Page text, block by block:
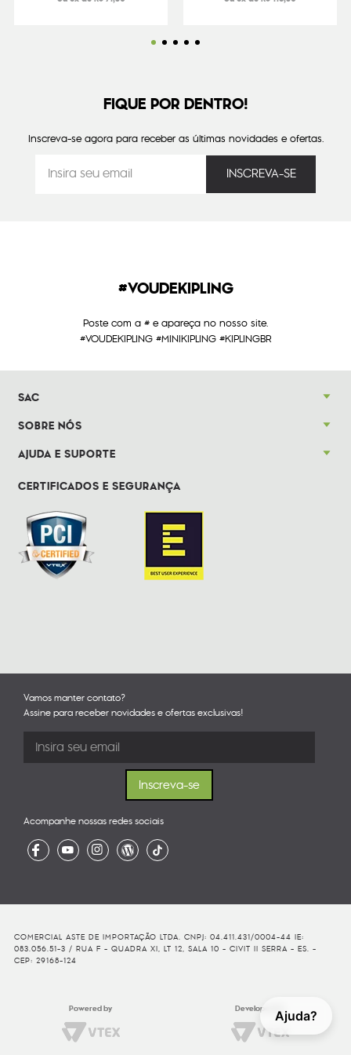
Ajuda?
FIQUE POR DENTRO!
Inscreva-se agora para receber as últimas novidades e ofertas.
#VOUDEKIPLING
Poste com a # e apareça no nosso site.
#VOUDEKIPLING #MINIKIPLING #KIPLINGBR
SAC
SOBRE NÓS
AJUDA E SUPORTE
CERTIFICADOS E SEGURANÇA
Vamos manter contato?
Assine para receber novidades e ofertas exclusivas!
Acompanhe nossas redes sociais
COMERCIAL ASTE DE IMPORTAÇÃO LTDA. CNPJ: 04.411.431/0004-44 IE:
083.056.51-3 / RUA F - QUADRA XI, LT 12, SALA 10 - CIVIT II SERRA - ES. -
CEP: 29168-124
Powered by Developed By